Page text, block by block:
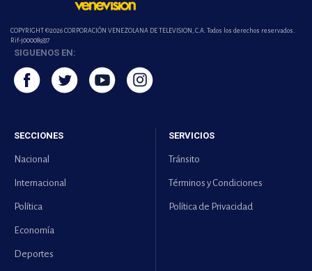
COPYRIGHT ©2026 CORPORACIÓN VENEZOLANA DE TELEVISION, C.A. Todos los derechos reservados.
Rif-j000089337
SIGUENOS EN:
SECCIONES
Nacional
Internacional
Política
Economía
Deportes
SERVICIOS
Tránsito
Términos y Condiciones
Política de Privacidad